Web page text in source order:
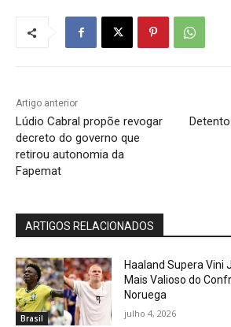
Artigo anterior
Lúdio Cabral propõe revogar
decreto do governo que
retirou autonomia da
Fapemat
ARTIGOS RELACIONADOS
Brasil
Haaland Supera Vini
Mais Valioso do
Noruega
julho 4, 2026